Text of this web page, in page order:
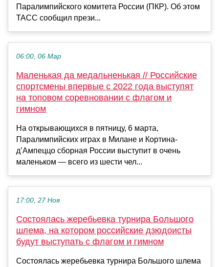
Паралимпийского комитета России (ПКР). Об этом
ТАСС сообщил прези...
06:00, 06 Мар
Маленькая да медальненькая // Российские
спортсмены впервые с 2022 года выступят
на топовом соревновании с флагом и
гимном
На открывающихся в пятницу, 6 марта,
Паралимпийских играх в Милане и Кортина-
д’Ампеццо сборная России выступит в очень
маленьком — всего из шести чел...
17:00, 27 Ноя
Состоялась жеребьевка турнира Большого
шлема, на котором российские дзюдоисты
будут выступать с флагом и гимном
Состоялась жеребьевка турнира Большого шлема